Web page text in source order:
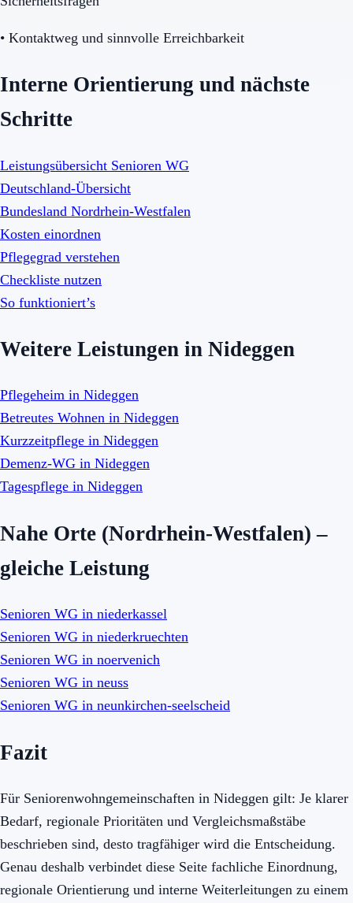
• Kontaktweg und sinnvolle Erreichbarkeit
Interne Orientierung und nächste
Schritte
Leistungsübersicht Senioren WG
Deutschland-Übersicht
Bundesland Nordrhein-Westfalen
Kosten einordnen
Pflegegrad verstehen
Checkliste nutzen
So funktioniert’s
Weitere Leistungen in Nideggen
Pflegeheim in Nideggen
Betreutes Wohnen in Nideggen
Kurzzeitpflege in Nideggen
Demenz-WG in Nideggen
Tagespflege in Nideggen
Nahe Orte (Nordrhein-Westfalen) –
gleiche Leistung
Senioren WG in niederkassel
Senioren WG in niederkruechten
Senioren WG in noervenich
Senioren WG in neuss
Senioren WG in neunkirchen-seelscheid
Fazit
Für Seniorenwohngemeinschaften in Nideggen gilt: Je klarer
Bedarf, regionale Prioritäten und Vergleichsmaßstäbe
beschrieben sind, desto tragfähiger wird die Entscheidung.
Genau deshalb verbindet diese Seite fachliche Einordnung,
regionale Orientierung und interne Weiterleitungen zu einem